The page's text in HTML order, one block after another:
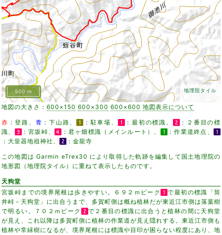
地理院タイル
500 m
地図の大きさ： 600×150 600×300 600×600 地図表示について
赤 ：登路、 青 ：下山路、 ：駐車場、 ：最初の標識、
：２番目の標
識、
：宮坂峠、 ：君ヶ畑標識（メインルート）、
：作業道終点、
：大皇器地祖神社、
：金龍寺
この地図は Garmin eTrex30 により取得した軌跡を編集して国土地理院の
地形図（地理院タイル）に重ねて表示したものです。
天狗堂
宮坂峠までの境界尾根は歩きやすい。６９２ｍピーク
で最初の標識「筒
井峠－天狗堂」に出合うまで、多賀町側は概ね植林だが東近江市側は落葉樹
で明るい。７０２ｍピーク
で２番目の標識に出合うと植林の間に天狗堂
が見え、これ以降は多賀町側に植林の作業道が見え隠れする。東近江市側も
植林や常緑樹になるが、境界尾根には標識や目印が困らない程度にあり、地